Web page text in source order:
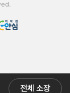
전체 소장